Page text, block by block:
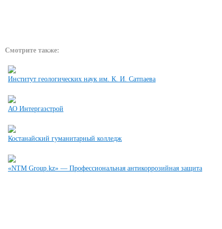
Смотрите также:
Институт геологических наук им. К. И. Сатпаева
АО Интергазстрой
Костанайский гуманитарный колледж
«NTM Group.kz» — Профессиональная антикоррозийная защита